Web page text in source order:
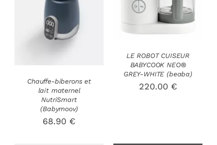
DÉTAILS
Chauffe-biberons et
lait maternel
NutriSmart
(Babymoov)
68.90 €
DÉTAILS
LE ROBOT CUISEUR
BABYCOOK NEO®
GREY-WHITE (beaba)
220.00 €